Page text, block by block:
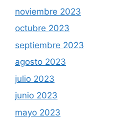
noviembre 2023
octubre 2023
septiembre 2023
agosto 2023
julio 2023
junio 2023
mayo 2023